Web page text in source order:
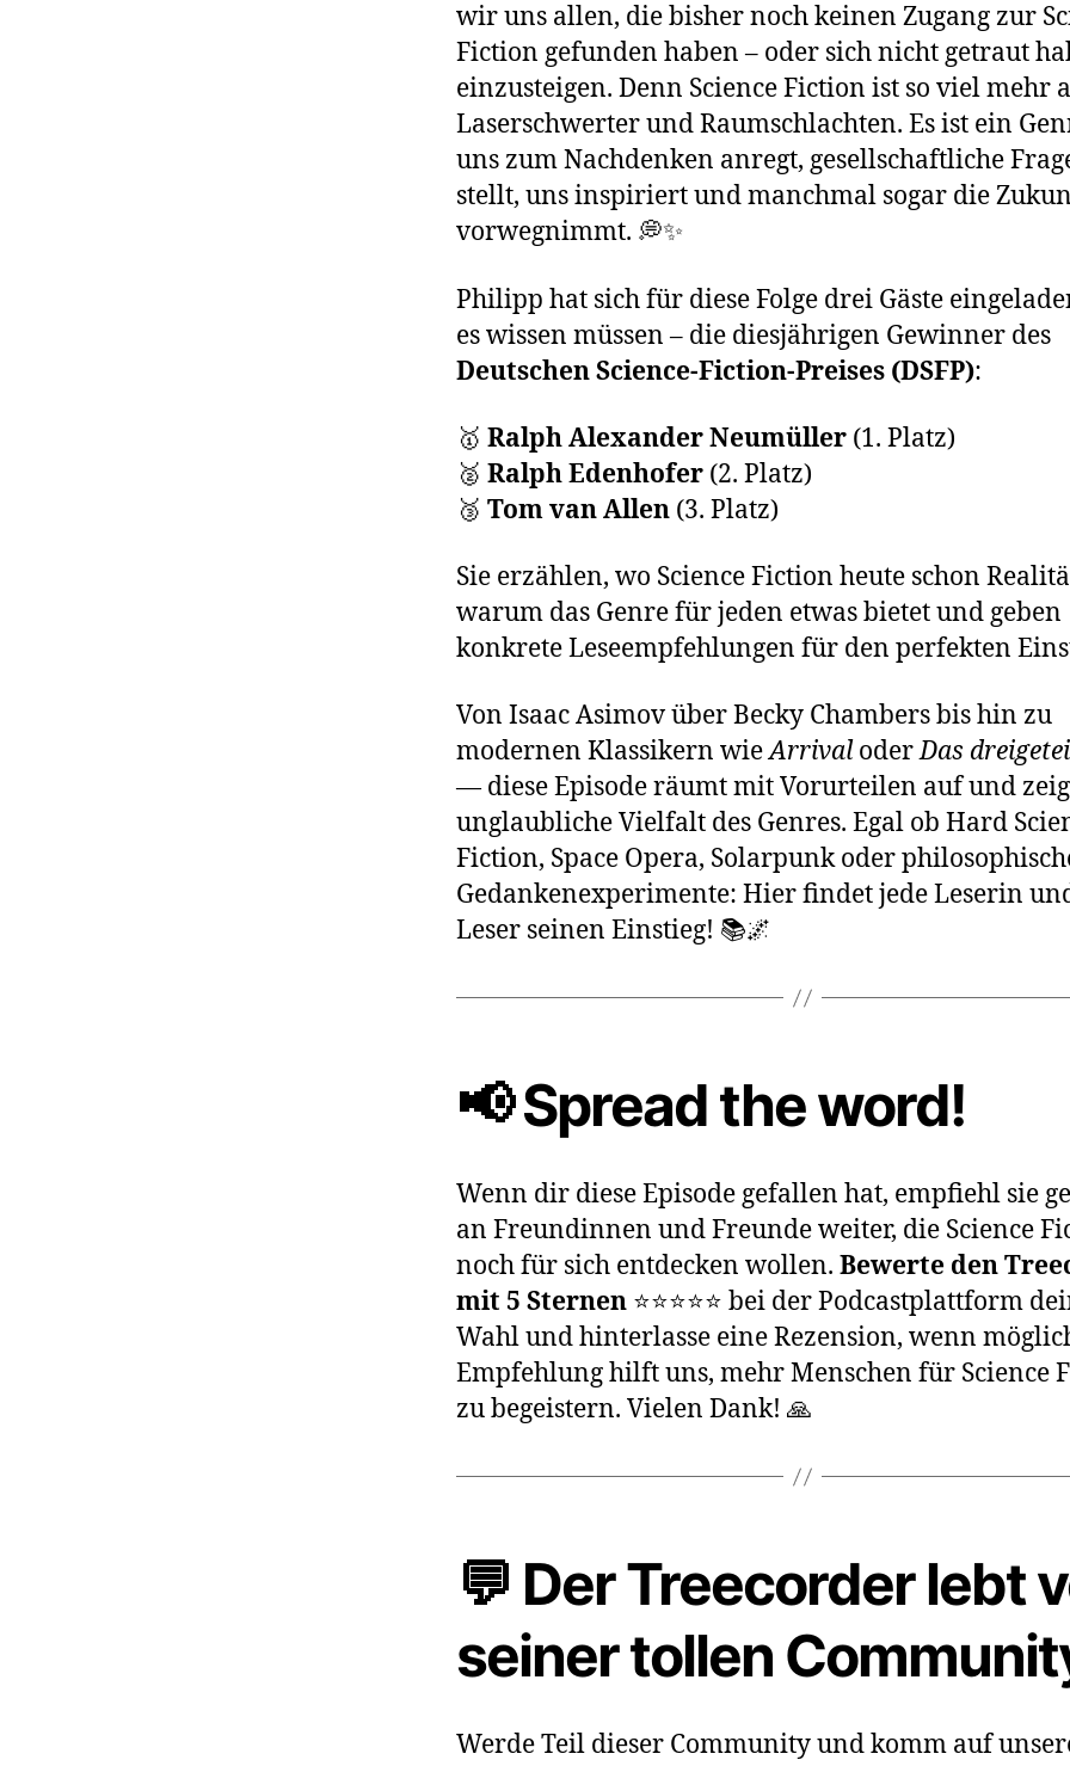
wir uns allen, die bisher noch keinen Zugang zur
Fiction gefunden haben – oder sich nicht getraut
einzusteigen. Denn Science Fiction ist so viel mehr
Laserschwerter und Raumschlachten. Es ist ein
uns zum Nachdenken anregt, gesellschaftliche
stellt, uns inspiriert und manchmal sogar die
vorwegnimmt. 💭✨
Philipp hat sich für diese Folge drei Gäste
es wissen müssen – die diesjährigen Gewinner des
Deutschen Science-Fiction-Preises (DSFP):
🥇 Ralph Alexander Neumüller (1. Platz)
🥈 Ralph Edenhofer (2. Platz)
🥉 Tom van Allen (3. Platz)
Sie erzählen, wo Science Fiction heute schon
warum das Genre für jeden etwas bietet und geben
konkrete Leseempfehlungen für den perfekten
Von Isaac Asimov über Becky Chambers bis hin zu
modernen Klassikern wieArrival oderDas
— diese Episode räumt mit Vorurteilen auf und
unglaubliche Vielfalt des Genres. Egal ob Hard
Fiction, Space Opera, Solarpunk oder
Gedankenexperimente: Hier findet jede Leserin
Leser seinen Einstieg! 📚🌌
📢 Spread the word!
Wenn dir diese Episode gefallen hat, empfiehl sie
an Freundinnen und Freunde weiter, die Science
noch für sich entdecken wollen. Bewerte den
mit 5 Sternen ⭐⭐⭐⭐⭐ bei der Podcastplattform
Wahl und hinterlasse eine Rezension, wenn
Empfehlung hilft uns, mehr Menschen für Science
zu begeistern. Vielen Dank! 🙏
💬 Der Treecorder lebt
seiner tollen
Werde Teil dieser Community und komm auf